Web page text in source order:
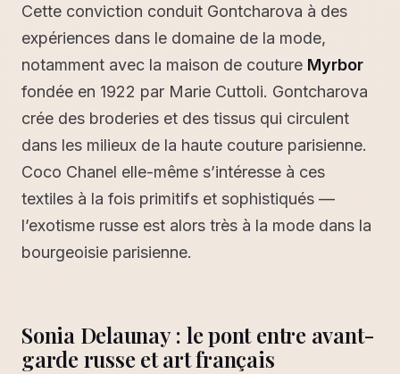
Cette conviction conduit Gontcharova à des
expériences dans le domaine de la mode,
notamment avec la maison de couture Myrbor
fondée en 1922 par Marie Cuttoli. Gontcharova
crée des broderies et des tissus qui circulent
dans les milieux de la haute couture parisienne.
Coco Chanel elle-même s’intéresse à ces
textiles à la fois primitifs et sophistiqués —
l’exotisme russe est alors très à la mode dans la
bourgeoisie parisienne.
Sonia Delaunay : le pont entre avant-
garde russe et art français